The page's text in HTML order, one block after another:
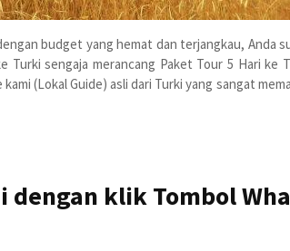
budget yang hemat dan terjangkau, Anda
sengaja merancang Paket Tour 5 Hari ke
(Lokal Guide) asli dari Turki yang sangat
klik Tombol